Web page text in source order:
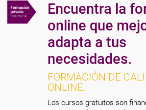
Encuentra la
online que
adapta a tus
necesidades.
FORMACIÓN DE
ONLINE.
Los cursos gratuitos son